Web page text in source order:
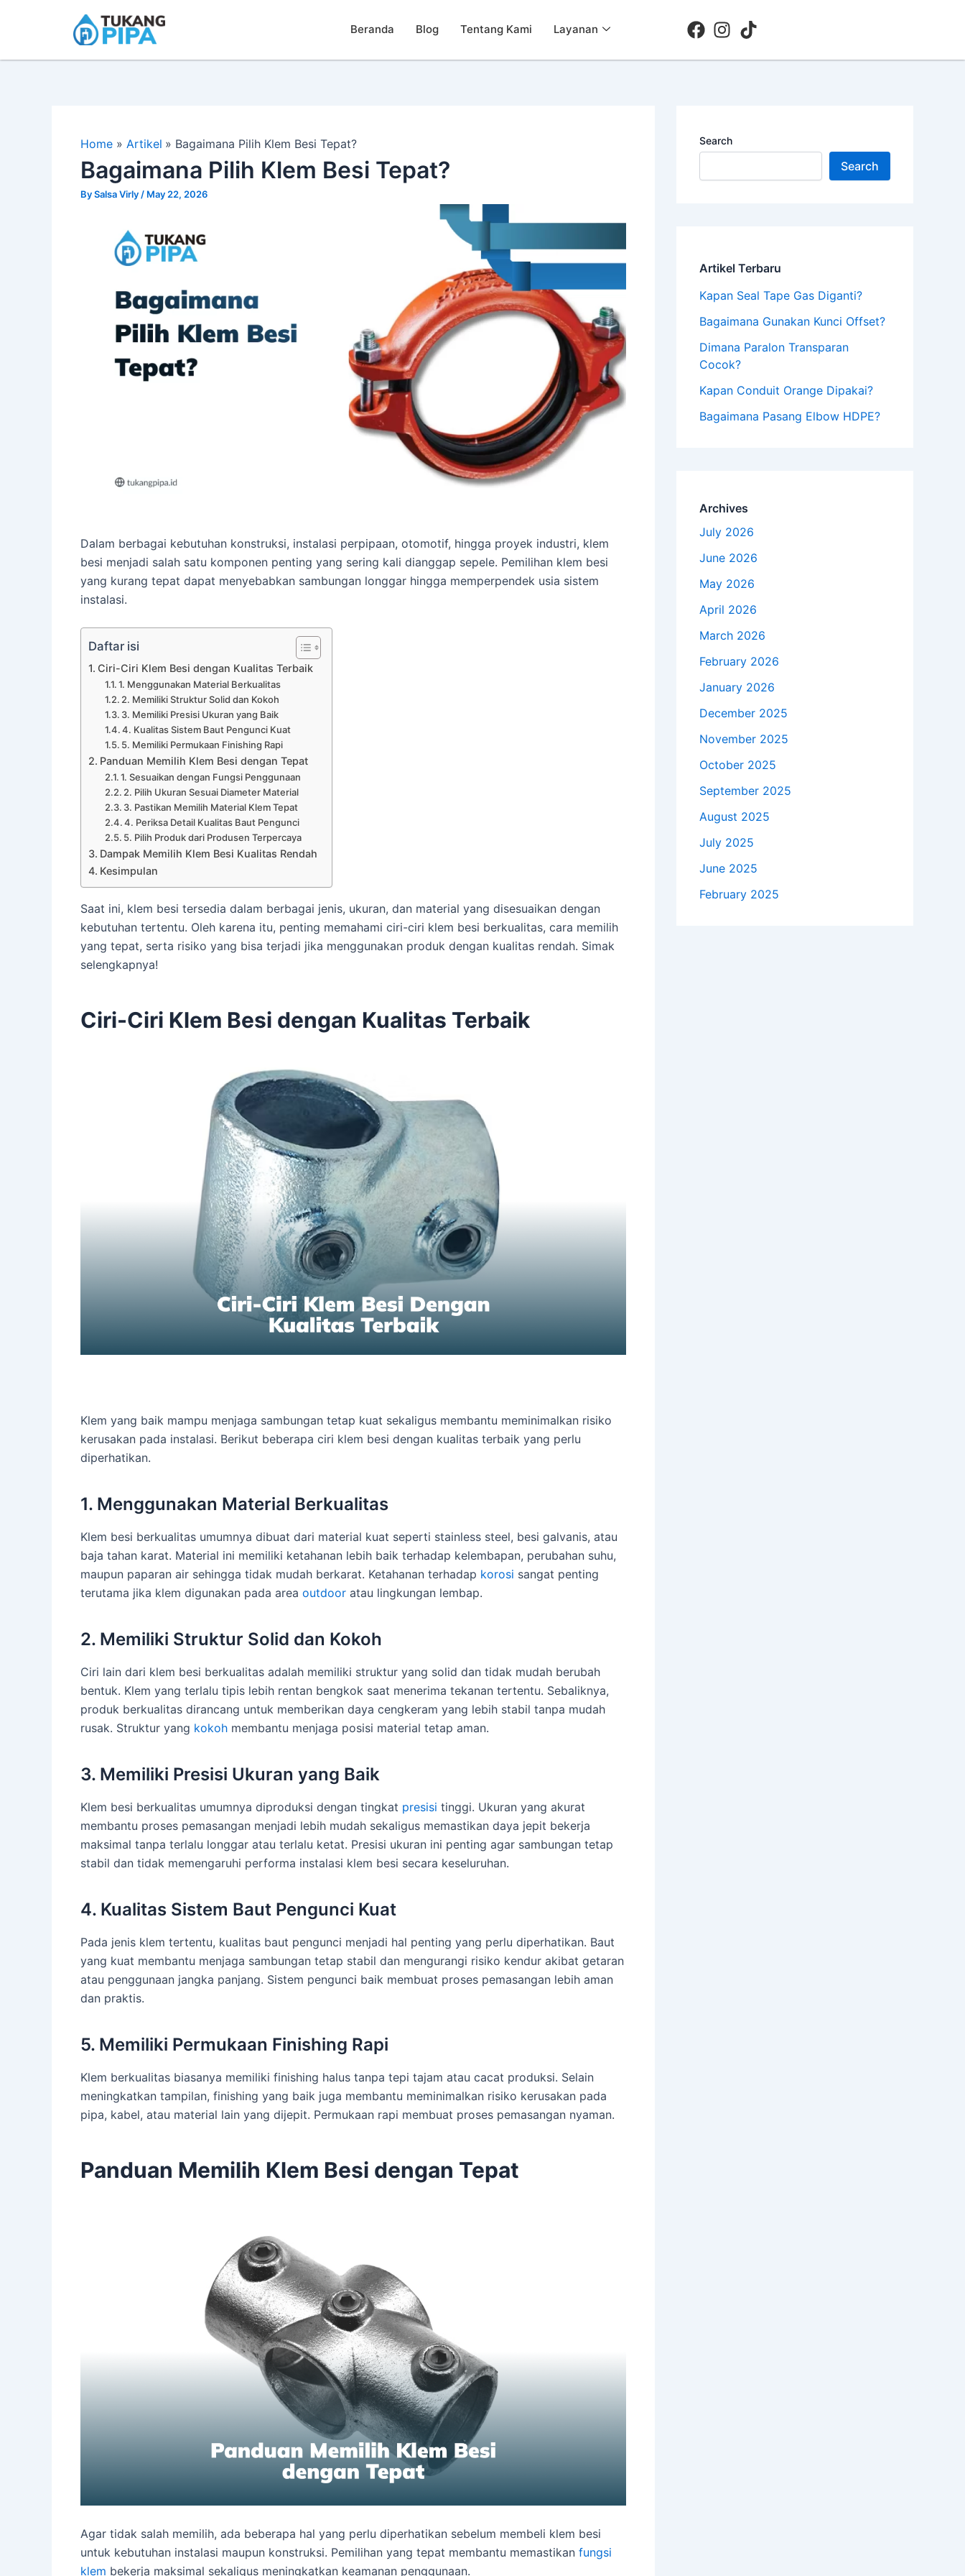
Beranda Blog Tentang Kami Layanan
Home Artikel Bagaimana Pilih Klem Besi Tepat?
Bagaimana Pilih Klem Besi Tepat?
BySalsa Virly / May 22, 2026
Dalam berbagai kebutuhan konstruksi, instalasi perpipaan, otomotif, hingga proyek industri, klem
besi menjadi salah satu komponen penting yang sering kali dianggap sepele. Pemilihan klem besi
yang kurang tepat dapat menyebabkan sambungan longgar hingga memperpendek usia sistem
instalasi.
Daftar isi
Ciri-Ciri Klem Besi dengan Kualitas Terbaik
1. Menggunakan Material Berkualitas
2. Memiliki Struktur Solid dan Kokoh
3. Memiliki Presisi Ukuran yang Baik
4. Kualitas Sistem Baut Pengunci Kuat
5. Memiliki Permukaan Finishing Rapi
Panduan Memilih Klem Besi dengan Tepat
1. Sesuaikan dengan Fungsi Penggunaan
2. Pilih Ukuran Sesuai Diameter Material
3. Pastikan Memilih Material Klem Tepat
4. Periksa Detail Kualitas Baut Pengunci
5. Pilih Produk dari Produsen Terpercaya
Dampak Memilih Klem Besi Kualitas Rendah
Kesimpulan
Saat ini, klem besi tersedia dalam berbagai jenis, ukuran, dan material yang disesuaikan dengan
kebutuhan tertentu. Oleh karena itu, penting memahami ciri-ciri klem besi berkualitas, cara memilih
yang tepat, serta risiko yang bisa terjadi jika menggunakan produk dengan kualitas rendah. Simak
selengkapnya!
Ciri-Ciri Klem Besi dengan Kualitas Terbaik
Klem yang baik mampu menjaga sambungan tetap kuat sekaligus membantu meminimalkan risiko
kerusakan pada instalasi. Berikut beberapa ciri klem besi dengan kualitas terbaik yang perlu
diperhatikan.
1. Menggunakan Material Berkualitas
Klem besi berkualitas umumnya dibuat dari material kuat seperti stainless steel, besi galvanis, atau
baja tahan karat. Material ini memiliki ketahanan lebih baik terhadap kelembapan, perubahan suhu,
maupun paparan air sehingga tidak mudah berkarat. Ketahanan terhadap korosi sangat penting
terutama jika klem digunakan pada area outdoor atau lingkungan lembap.
2. Memiliki Struktur Solid dan Kokoh
Ciri lain dari klem besi berkualitas adalah memiliki struktur yang solid dan tidak mudah berubah
bentuk. Klem yang terlalu tipis lebih rentan bengkok saat menerima tekanan tertentu. Sebaliknya,
produk berkualitas dirancang untuk memberikan daya cengkeram yang lebih stabil tanpa mudah
rusak. Struktur yang kokoh membantu menjaga posisi material tetap aman.
3. Memiliki Presisi Ukuran yang Baik
Klem besi berkualitas umumnya diproduksi dengan tingkat presisi tinggi. Ukuran yang akurat
membantu proses pemasangan menjadi lebih mudah sekaligus memastikan daya jepit bekerja
maksimal tanpa terlalu longgar atau terlalu ketat. Presisi ukuran ini penting agar sambungan tetap
stabil dan tidak memengaruhi performa instalasi klem besi secara keseluruhan.
4. Kualitas Sistem Baut Pengunci Kuat
Pada jenis klem tertentu, kualitas baut pengunci menjadi hal penting yang perlu diperhatikan. Baut
yang kuat membantu menjaga sambungan tetap stabil dan mengurangi risiko kendur akibat getaran
atau penggunaan jangka panjang. Sistem pengunci baik membuat proses pemasangan lebih aman
dan praktis.
5. Memiliki Permukaan Finishing Rapi
Klem berkualitas biasanya memiliki finishing halus tanpa tepi tajam atau cacat produksi. Selain
meningkatkan tampilan, finishing yang baik juga membantu meminimalkan risiko kerusakan pada
pipa, kabel, atau material lain yang dijepit. Permukaan rapi membuat proses pemasangan nyaman.
Panduan Memilih Klem Besi dengan Tepat
Agar tidak salah memilih, ada beberapa hal yang perlu diperhatikan sebelum membeli klem besi
untuk kebutuhan instalasi maupun konstruksi. Pemilihan yang tepat membantu memastikan fungsi
klem bekerja maksimal sekaligus meningkatkan keamanan penggunaan.
Search
Search
Artikel Terbaru
Kapan Seal Tape Gas Diganti?
Bagaimana Gunakan Kunci Offset?
Dimana Paralon Transparan
Cocok?
Kapan Conduit Orange Dipakai?
Bagaimana Pasang Elbow HDPE?
Archives
July 2026
June 2026
May 2026
April 2026
March 2026
February 2026
January 2026
December 2025
November 2025
October 2025
September 2025
August 2025
July 2025
June 2025
February 2025